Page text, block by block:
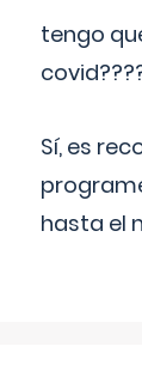
tengo
Sí, es
hasta el